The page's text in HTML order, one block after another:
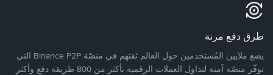
طرق دفع مرنة
يضع ملايين المُستخدمين حول العالم ثقتهم في منصّة Binance P2P التي
توفّر منصّة آمنة لتداول العملات الرقمية بأكثر من 800 طريقة دفع وأكثر